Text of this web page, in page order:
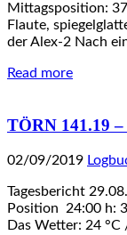
Mittagsposition:
Flaute,
der Alex-2 Nach
Read more
TÖRN 141.19
02/09/2019
Tagesbericht
Position 24:00 h:
Das Wetter: 24